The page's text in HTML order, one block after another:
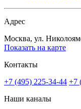
Адрес
Москва, ул.
Показать на карте
Контакты
+7 (495) 225-34-44 +7
Наши каналы